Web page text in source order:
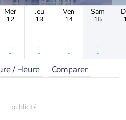
Mer
12
-
-
Jeu
13
-
-
Ven
14
-
-
Sam
15
-
-
/ Heure Comparer